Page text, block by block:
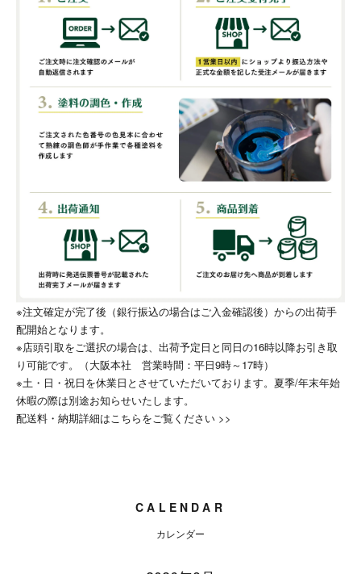
※注文確定が完了後（銀行振込の場合はご入金確認後）からの出荷手
配開始となります。
※店頭引取をご選択の場合は、出荷予定日と同日の16時以降お引き取
り可能です。（大阪本社 営業時間：平日9時～17時）
※土・日・祝日を休業日とさせていただいております。夏季/年末年始
休暇の際は別途お知らせいたします。
配送料・納期詳細はこちらをご覧ください >>
CALENDAR
カレンダー